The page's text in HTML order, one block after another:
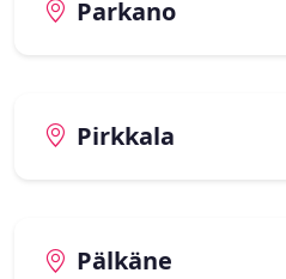
Parkano
Pirkkala
Pälkäne